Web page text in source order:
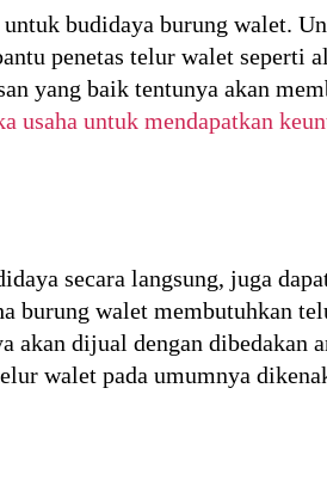
budidaya burung walet.
penetas telur walet seperti
yang baik tentunya akan
usaha untuk mendapatkan
secara langsung, juga
burung walet membutuhkan
dijual dengan dibedakan
walet pada umumnya